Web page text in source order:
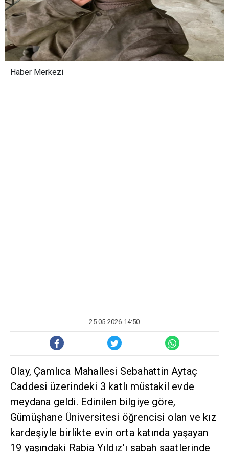
Haber Merkezi
25.05.2026 14:50
Olay, Çamlıca Mahallesi Sebahattin Aytaç
Caddesi üzerindeki 3 katlı müstakil evde
meydana geldi. Edinilen bilgiye göre,
Gümüşhane Üniversitesi öğrencisi olan ve kız
kardeşiyle birlikte evin orta katında yaşayan
19 yaşındaki Rabia Yıldız’ı sabah saatlerinde